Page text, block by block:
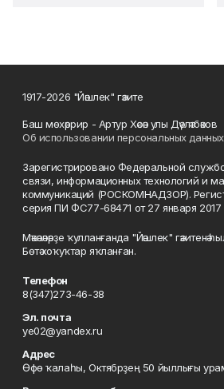
1917-2026 "Йәшлек" гәзите
Баш мөхәррир - Артур Хәсән улы Дәүләтбәков
Об использовании персональных данных
Зарегистрировано Федеральной
связи, информационных технологий и
коммуникаций (РОСКОМНАДЗОР).
серия ПИ ФС77-68471 от 27 января 2017
Мәҡәләләрҙе ҡулланғанда "Йәшлек"
Бөтә хоҡуҡтар яҡланған.
Телефон
8(347)273-46-38
Эл. почта
ye02@yandex.ru
Адрес
Өфө ҡалаһы, Октябрҙең 50 йыллығы